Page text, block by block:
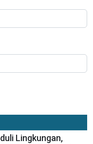
Lingkungan,